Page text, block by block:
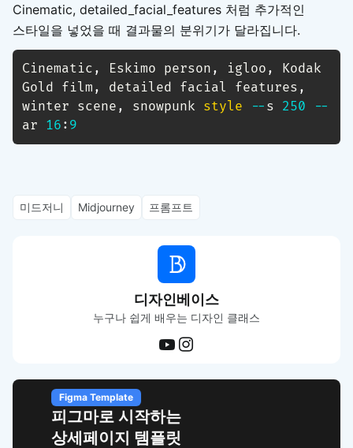
Cinematic, detailed_facial_features 처럼 추가적인
스타일을 넣었을 때 결과물의 분위기가 달라집니다.
Cinematic , Eskimo person , igloo ,
Kodak
Gold film , detailed facial features ,
winter scene , snowpunk style -- s 250 --
ar 16 : 9
미드저니 Midjourney 프롬프트
디자인베이스
누구나 쉽게 배우는 디자인 클래스
Figma Template
피그마로 시작하는
상세페이지 템플릿